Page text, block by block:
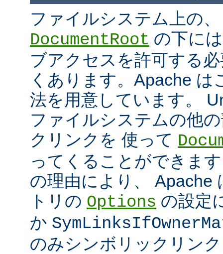
ファイルシステム上の
DocumentRoot の下に
ブアクセスを許可する
くあります。Apache は
法を用意しています。
ファイルシステムの他
クリンクを 使って
ってくることができま
の理由により、 Apache
トリの Options の設定
か
のみシンボリックリン